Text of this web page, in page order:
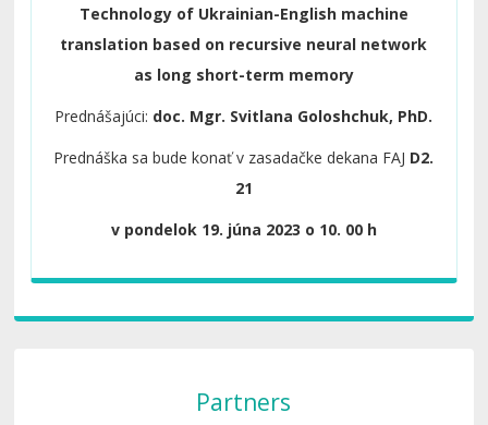
Technology of Ukrainian-English machine
translation based on recursive neural network
as long short-term memory
Prednášajúci: doc. Mgr. Svitlana Goloshchuk, PhD.
Prednáška sa bude konať v zasadačke dekana FAJ D2.
21
v pondelok 19. júna 2023 o 10. 00 h
Partners